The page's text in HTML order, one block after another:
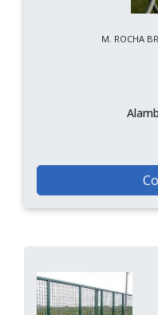
M. ROCHA